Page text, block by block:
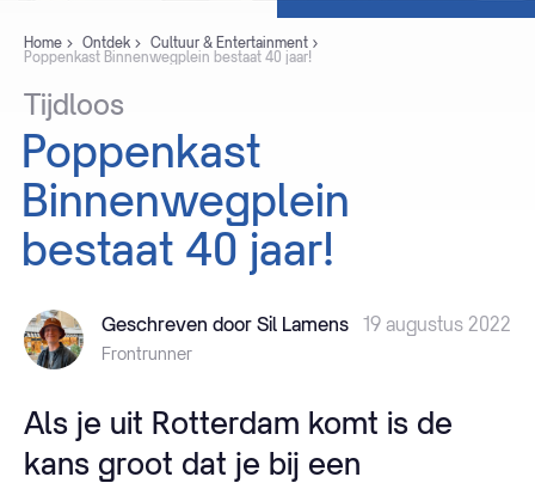
Home Ontdek
Cultuur & Entertainment
Poppenkast Binnenwegplein bestaat 40 jaar!
Tijdloos
Poppenkast
Binnenwegplein
bestaat 40 jaar!
Geschreven door Sil Lamens 19 augustus 2022
Frontrunner
Als je uit Rotterdam komt is de
kans groot dat je bij een